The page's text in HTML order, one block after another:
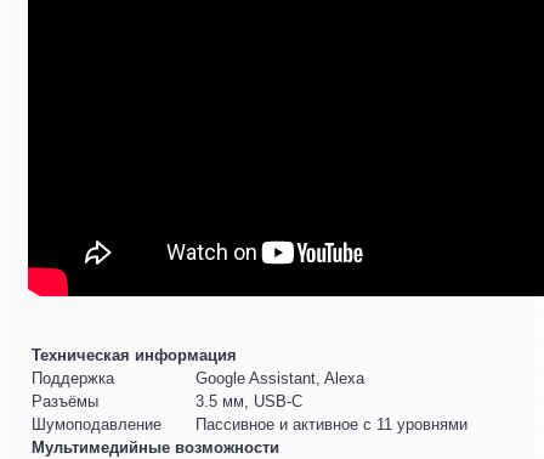
Техническая информация
Поддержка
Google Assistant, Alexa
Разъёмы
3.5 мм, USB-С
Шумоподавление
Пассивное и активное с 11 уровнями
Мультимедийные возможности